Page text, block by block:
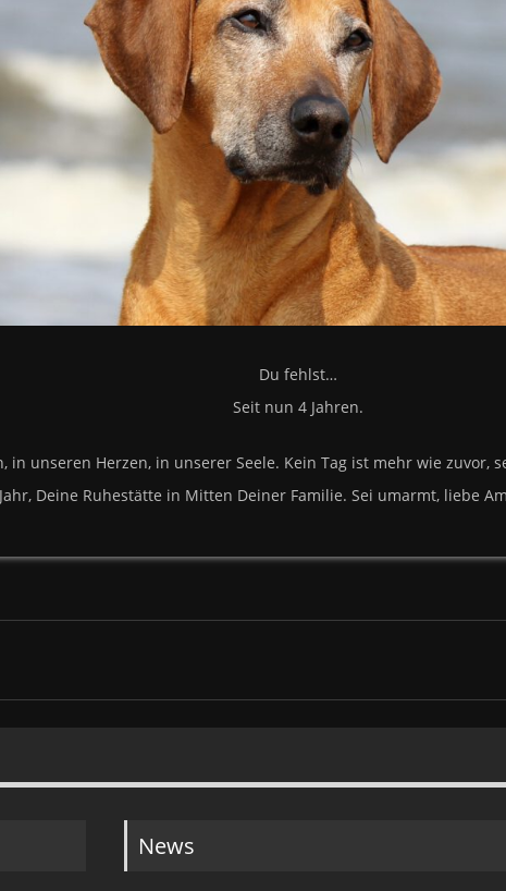
Du fehlst…
Seit nun 4 Jahren.
in unseren Herzen, in unserer Seele. Kein Tag ist mehr wie zuvor,
Deine Ruhestätte in Mitten Deiner Familie. Sei umarmt, liebe
News